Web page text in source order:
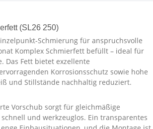
(SL26 250)
Schmierung für anspruchsvolle
Komplex Schmierfett befüllt – ideal für
Das Fett bietet exzellente
Korrosionsschutz sowie hohe
und Stillstände nachhaltig reduziert.
Vorschub sorgt für gleichmäßige
und werkzeuglos. Ein transparentes